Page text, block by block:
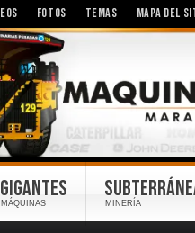
FOTOS TEMAS MAPA DEL
GIGANTES
MÁQUINAS MINERÍA